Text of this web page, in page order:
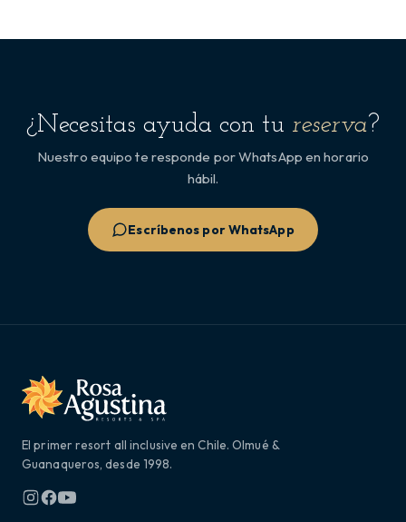
¿Necesitas ayuda con tu reserva?
Nuestro equipo te responde por WhatsApp en horario
hábil.
Escríbenos por WhatsApp
El primer resort all inclusive en Chile. Olmué &
Guanaqueros, desde 1998.